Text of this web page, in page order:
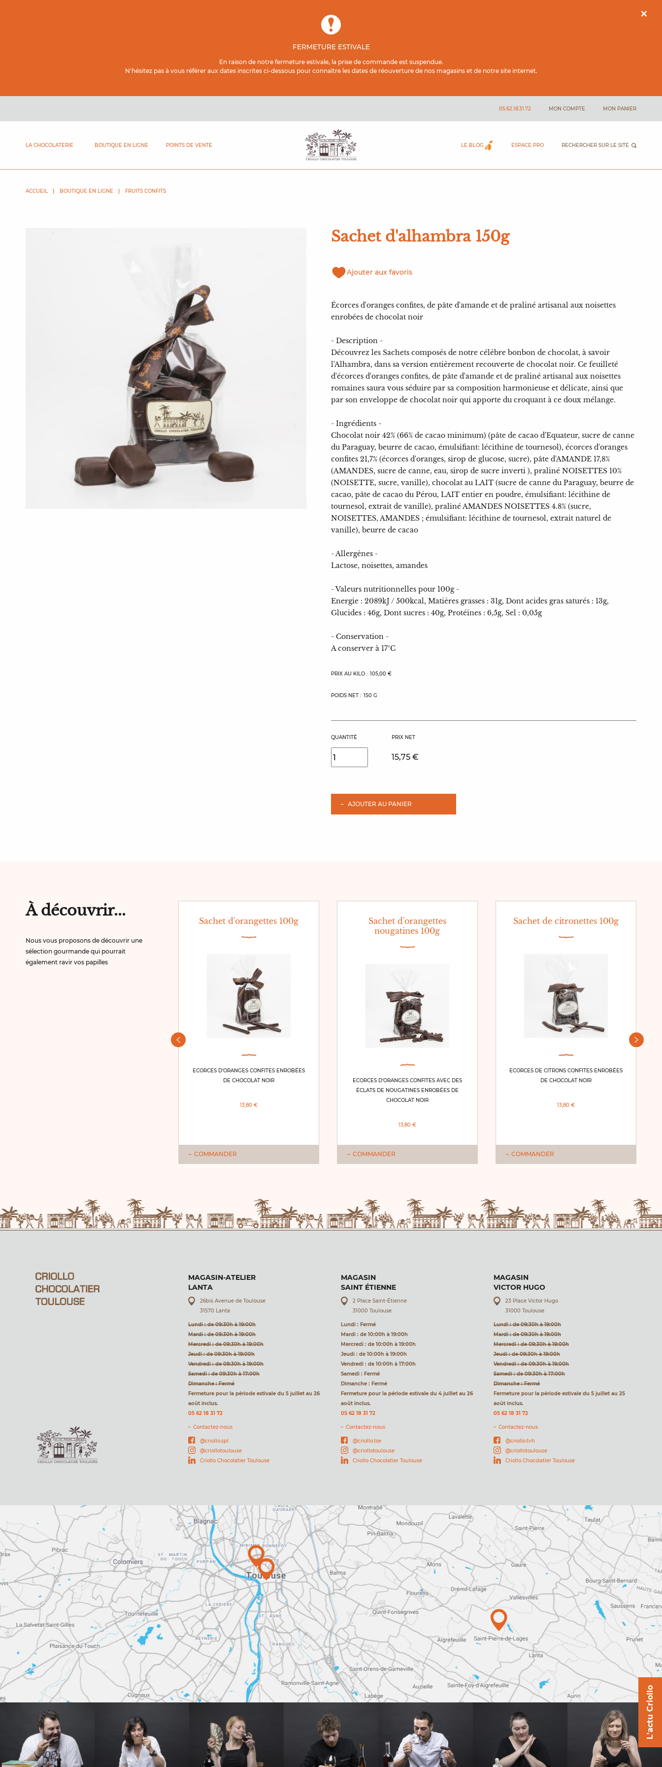
FERMETURE ESTIVALE
En raison de notre fermeture estivale, la prise de commande est suspendue.
N'hésitez pas à vous référer aux dates inscrites ci-dessous pour connaître les dates de réouverture de nos magasins et de notre site internet.
×
05.62.18.31.72 MON COMPTE MON PANIER
LA CHOCOLATERIE BOUTIQUE EN LIGNE POINTS DE VENTE LE BLOG ESPACE PRO RECHERCHER SUR LE SITE
ACCUEIL BOUTIQUE EN LIGNE FRUITS CONFITS
Sachet d'alhambra 150g
Ajouter aux favoris
Écorces d'oranges confites, de pâte d'amande et de praliné artisanal aux noisettes
enrobées de chocolat noir
- Description -
Découvrez les Sachets composés de notre célèbre bonbon de chocolat, à savoir
l'Alhambra, dans sa version entièrement recouverte de chocolat noir. Ce feuilleté
d'écorces d'oranges confites, de pâte d'amande et de praliné artisanal aux noisettes
romaines saura vous séduire par sa composition harmonieuse et délicate, ainsi que
par son enveloppe de chocolat noir qui apporte du croquant à ce doux mélange.
- Ingrédients -
Chocolat noir 42% (66% de cacao minimum) (pâte de cacao d'Equateur, sucre de canne
du Paraguay, beurre de cacao, émulsifiant: lécithine de tournesol), écorces d'oranges
confites 21,7% (écorces d'oranges, sirop de glucose, sucre), pâte d'AMANDE 17,8%
(AMANDES, sucre de canne, eau, sirop de sucre inverti ), praliné NOISETTES 10%
(NOISETTE, sucre, vanille), chocolat au LAIT (sucre de canne du Paraguay, beurre de
cacao, pâte de cacao du Pérou, LAIT entier en poudre, émulsifiant: lécithine de
tournesol, extrait de vanille), praliné AMANDES NOISETTES 4.8% (sucre,
NOISETTES, AMANDES ; émulsifiant: lécithine de tournesol, extrait naturel de
vanille), beurre de cacao
- Allergènes -
Lactose, noisettes, amandes
- Valeurs nutritionnelles pour 100g -
Energie : 2089kJ / 500kcal, Matières grasses : 31g, Dont acides gras saturés : 13g,
Glucides : 46g, Dont sucres : 40g, Protéines : 6,5g, Sel : 0,05g
- Conservation -
A conserver à 17°C
PRIX AU KILO : 105,00 €
POIDS NET : 150 G
QUANTITÉ PRIX NET
15,75 €
AJOUTER AU PANIER
À découvrir...
Nous vous proposons de découvrir une
sélection gourmande qui pourrait
également ravir vos papilles
Sachet d'orangettes 100g
ECORCES D'ORANGES CONFITES ENROBÉES
DE CHOCOLAT NOIR
13,80 €
COMMANDER
Sachet d'orangettes
nougatines 100g
ECORCES D'ORANGES CONFITES AVEC DES
ÉCLATS DE NOUGATINES ENROBÉES DE
CHOCOLAT NOIR
13,80 €
COMMANDER
Sachet de citronettes 100g
ECORCES DE CITRONS CONFITES ENROBÉES
DE CHOCOLAT NOIR
13,80 €
COMMANDER
L'actu Criollo
MAGASIN-ATELIER
LANTA
26bis Avenue de Toulouse
31570 Lanta
Lundi : de 09:30h à 19:00h
Mardi : de 09:30h à 19:00h
Mercredi : de 09:30h à 19:00h
Jeudi : de 09:30h à 19:00h
Vendredi : de 09:30h à 19:00h
Samedi : de 09:30h à 17:00h
Dimanche : Fermé
Fermeture pour la période estivale du 5 juillet au 26
août inclus.
05 62 18 31 72
Contactez-nous
@criollo.spl
@criollotoulouse
Criollo Chocolatier Toulouse
MAGASIN
SAINT ÉTIENNE
2 Place Saint-Étienne
31000 Toulouse
Lundi : Fermé
Mardi : de 10:00h à 19:00h
Mercredi : de 10:00h à 19:00h
Jeudi : de 10:00h à 19:00h
Vendredi : de 10:00h à 17:00h
Samedi : Fermé
Dimanche : Fermé
Fermeture pour la période estivale du 4 juillet au 26
août inclus.
05 62 18 31 72
Contactez-nous
@criollo.tse
@criollotoulouse
Criollo Chocolatier Toulouse
MAGASIN
VICTOR HUGO
23 Place Victor Hugo
31000 Toulouse
Lundi : de 09:30h à 19:00h
Mardi : de 09:30h à 19:00h
Mercredi : de 09:30h à 19:00h
Jeudi : de 09:30h à 19:00h
Vendredi : de 09:30h à 19:00h
Samedi : de 09:30h à 17:00h
Dimanche : Fermé
Fermeture pour la période estivale du 5 juillet au 25
août inclus.
05 62 18 31 72
Contactez-nous
@criollo.tvh
@criollotoulouse
Criollo Chocolatier Toulouse